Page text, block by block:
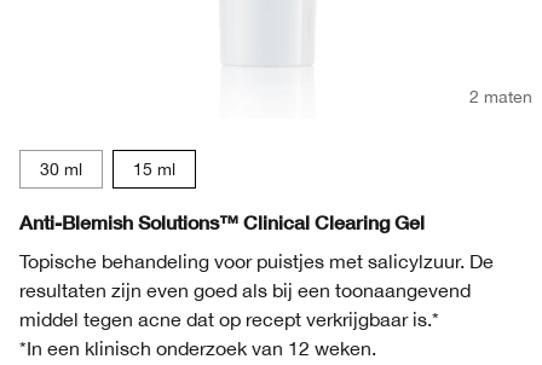
2 maten
30 ml 15 ml
Anti-Blemish Solutions™ Clinical Clearing Gel
Topische behandeling voor puistjes met salicylzuur. De
resultaten zijn even goed als bij een toonaangevend
middel tegen acne dat op recept verkrijgbaar is.*
*In een klinisch onderzoek van 12 weken.